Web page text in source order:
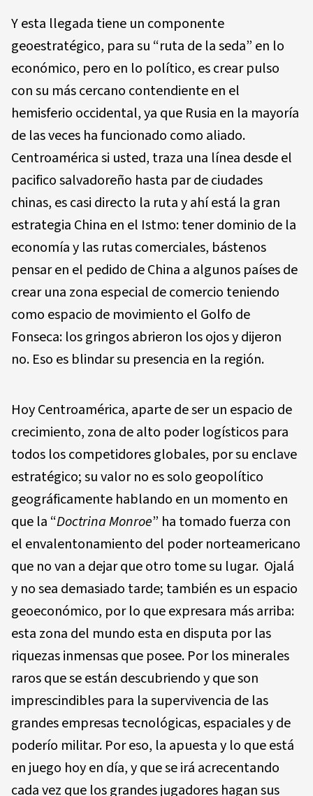
Y esta llegada tiene un componente
geoestratégico, para su “ruta de la seda” en lo
económico, pero en lo político, es crear pulso
con su más cercano contendiente en el
hemisferio occidental, ya que Rusia en la mayoría
de las veces ha funcionado como aliado.
Centroamérica si usted, traza una línea desde el
pacifico salvadoreño hasta par de ciudades
chinas, es casi directo la ruta y ahí está la gran
estrategia China en el Istmo: tener dominio de la
economía y las rutas comerciales, bástenos
pensar en el pedido de China a algunos países de
crear una zona especial de comercio teniendo
como espacio de movimiento el Golfo de
Fonseca: los gringos abrieron los ojos y dijeron
no. Eso es blindar su presencia en la región.
Hoy Centroamérica, aparte de ser un espacio de
crecimiento, zona de alto poder logísticos para
todos los competidores globales, por su enclave
estratégico; su valor no es solo geopolítico
geográficamente hablando en un momento en
que la “Doctrina Monroe” ha tomado fuerza con
el envalentonamiento del poder norteamericano
que no van a dejar que otro tome su lugar. Ojalá
y no sea demasiado tarde; también es un espacio
geoeconómico, por lo que expresara más arriba:
esta zona del mundo esta en disputa por las
riquezas inmensas que posee. Por los minerales
raros que se están descubriendo y que son
imprescindibles para la supervivencia de las
grandes empresas tecnológicas, espaciales y de
poderío militar. Por eso, la apuesta y lo que está
en juego hoy en día, y que se irá acrecentando
cada vez que los grandes jugadores hagan sus